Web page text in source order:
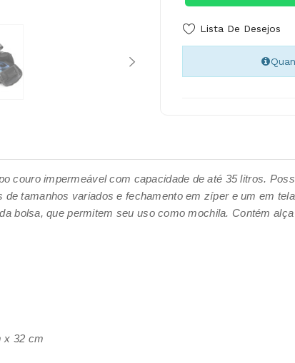
Lista De Desejos
couro impermeável com capacidade de até 35 litros.
tamanhos variados e fechamento em zíper e um em
bolsa, que permitem seu uso como mochila. Contém
x 32 cm